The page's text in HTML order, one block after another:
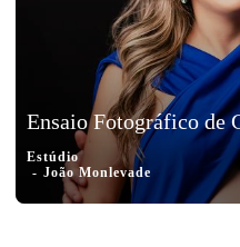
Estúdio
João Monlevade